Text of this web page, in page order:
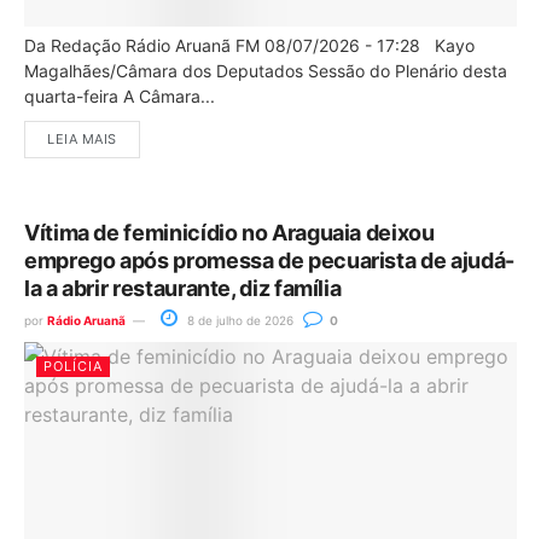
Da Redação Rádio Aruanã FM 08/07/2026 - 17:28 Kayo
Magalhães/Câmara dos Deputados Sessão do Plenário desta
quarta-feira A Câmara...
LEIA MAIS
Vítima de feminicídio no Araguaia deixou
emprego após promessa de pecuarista de ajudá-
la a abrir restaurante, diz família
por Rádio Aruanã 8 de julho de 2026 0
POLÍCIA